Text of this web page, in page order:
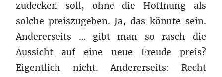
zudecken soll, ohne die Hoffnung als
solche preiszugeben. Ja, das könnte sein.
Andererseits … gibt man so rasch die
Aussicht auf eine neue Freude preis?
Eigentlich nicht. Andererseits: Recht